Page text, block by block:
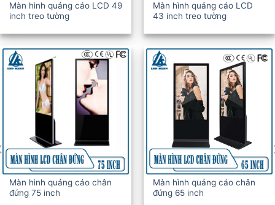
Màn hình quảng cáo LCD 49
inch treo tường
Màn hình quảng cáo LCD
43 inch treo tường
Màn hình quảng cáo chân
đứng 75 inch
Màn hình quảng cáo chân
đứng 65 inch